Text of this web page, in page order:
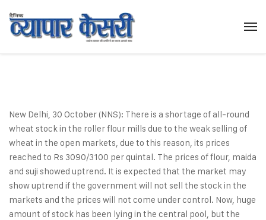
New Delhi, 30 October (NNS): There is a shortage of all-round
wheat stock in the roller flour mills due to the weak selling of
wheat in the open markets, due to this reason, its prices
reached to Rs 3090/3100 per quintal. The prices of flour, maida
and suji showed uptrend. It is expected that the market may
show uptrend if the government will not sell the stock in the
markets and the prices will not come under control. Now, huge
amount of stock has been lying in the central pool, but the